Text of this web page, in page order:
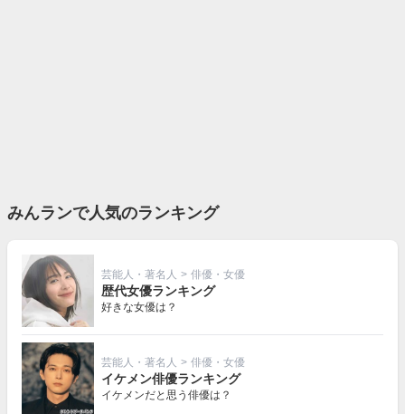
みんランで人気のランキング
芸能人・著名人 > 俳優・女優
歴代女優ランキング
好きな女優は？
芸能人・著名人 > 俳優・女優
イケメン俳優ランキング
イケメンだと思う俳優は？